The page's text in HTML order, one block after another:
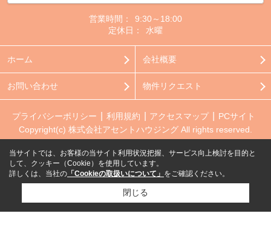
営業時間：
9:30～18:00
定休日：
水曜
ホーム 会社概要
お問い合わせ 物件リクエスト
プライバシーポリシー 利用規約 アクセスマップ
PCサイト
Copyright(c) 株式会社アセントハウジング All rights reserved.
当サイトでは、お客様の当サイト利用状況把握、サービス向上検討を目的と
して、クッキー（Cookie）を使用しています。
詳しくは、当社の 「Cookieの取扱いについて」 をご確認ください。
閉じる